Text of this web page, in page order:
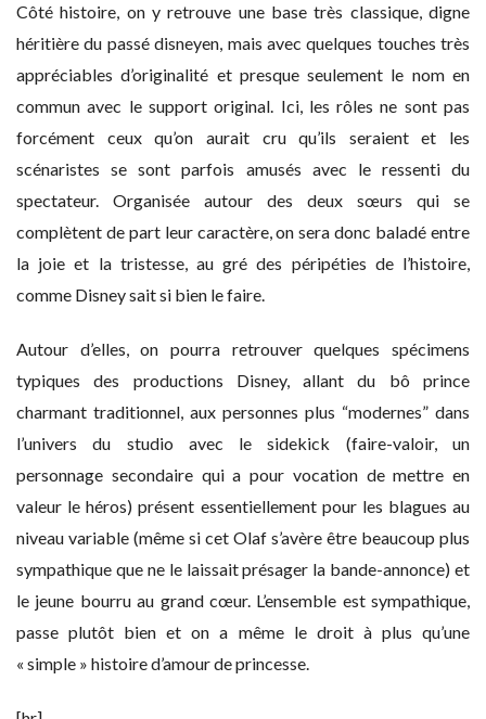
Côté histoire, on y retrouve une base très classique, digne
héritière du passé disneyen, mais avec quelques touches très
appréciables d’originalité et presque seulement le nom en
commun avec le support original. Ici, les rôles ne sont pas
forcément ceux qu’on aurait cru qu’ils seraient et les
scénaristes se sont parfois amusés avec le ressenti du
spectateur. Organisée autour des deux sœurs qui se
complètent de part leur caractère, on sera donc baladé entre
la joie et la tristesse, au gré des péripéties de l’histoire,
comme Disney sait si bien le faire.
Autour d’elles, on pourra retrouver quelques spécimens
typiques des productions Disney, allant du bô prince
charmant traditionnel, aux personnes plus “modernes” dans
l’univers du studio avec le sidekick (faire-valoir, un
personnage secondaire qui a pour vocation de mettre en
valeur le héros) présent essentiellement pour les blagues au
niveau variable (même si cet Olaf s’avère être beaucoup plus
sympathique que ne le laissait présager la bande-annonce) et
le jeune bourru au grand cœur. L’ensemble est sympathique,
passe plutôt bien et on a même le droit à plus qu’une
« simple » histoire d’amour de princesse.